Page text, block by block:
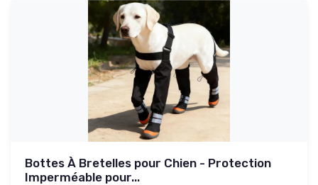
Bottes À Bretelles pour Chien - Protection
Imperméable pour...